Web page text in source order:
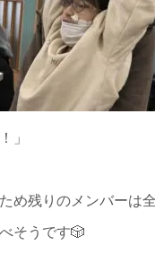
」
め残りのメンバーは
そうです🎲